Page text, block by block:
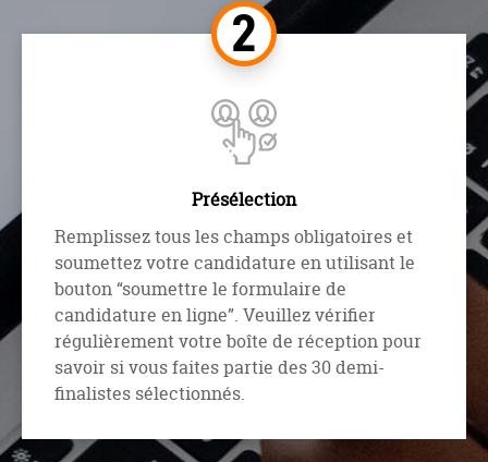
Présélection
Remplissez tous les champs obligatoires et
soumettez votre candidature en utilisant le
bouton “soumettre le formulaire de
candidature en ligne”. Veuillez vérifier
régulièrement votre boîte de réception pour
savoir si vous faites partie des 30 demi-
finalistes sélectionnés.